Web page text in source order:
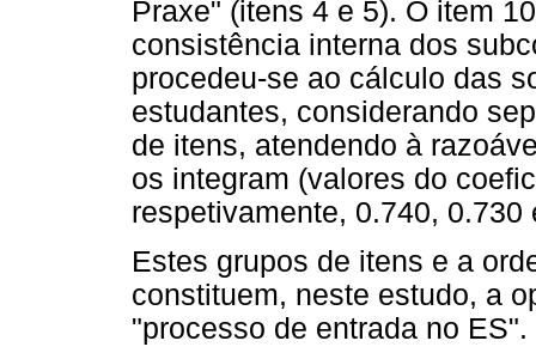
Praxe" (itens 4 e 5). O item
consistência interna dos
procedeu-se ao cálculo das
estudantes, considerando
de itens, atendendo à
os integram (valores do
respetivamente, 0.740, 0.730
Estes grupos de itens e a
constituem, neste estudo, a
"processo de entrada no ES".